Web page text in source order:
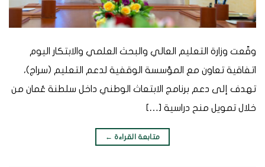
وقّعت وزارة التعليم العالي والبحث العلمي والابتكار اليوم
اتفاقية تعاون مع المؤسسة الوقفية لدعم التعليم (سراج)،
تهدف إلى دعم برنامج الابتعاث الوطني داخل سلطنة عُمان من
خلال تمويل منح دراسية […]
متابعة القراءة ←